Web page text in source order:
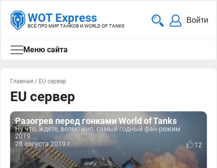
WOT Express
ВСЁ ПРО МИР ТАНКОВ И WORLD OF TANKS
Войти
Меню сайта
Главная / EU сервер
EU сервер
Разогрев перед гонками World of Tanks
Ну что, ждёте, возможно, самый годный фан-режим
2019...
28 августа 2019 г.
12